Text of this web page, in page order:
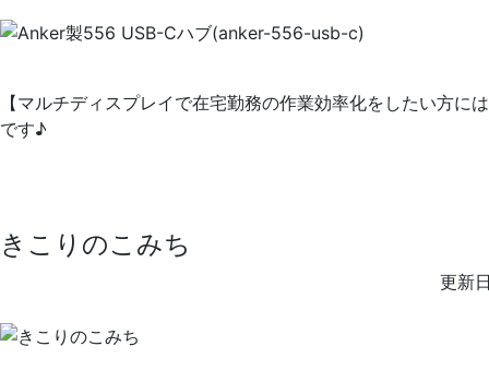
【マルチディスプレイで在宅勤務の作業効率化をしたい方
です♪
きこりのこみち
更新